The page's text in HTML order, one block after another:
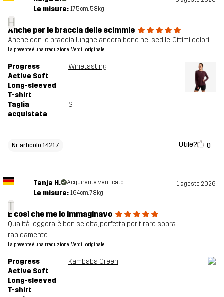
H
Le misure: 175cm, 58kg
Anche per le braccia delle scimmie
Anche con le braccia lunghe ancora bene nel sedile. Ottimi colori
La presente è una traduzione. Verdi l'originale
Progress
Active Soft
Long-sleeved
T-shirt
Winetasting
Taglia
acquistata
S
Nr articolo 14217 Utile? 0
T
Tanja H. Acquirente verificato 1 agosto 2026
Le misure: 164cm, 78kg
È così che me lo immaginavo
Qualità leggera, è ben sciolta, perfetta per tirare sopra
rapidamente
La presente è una traduzione. Verdi l'originale
Progress
Active Soft
Long-sleeved
T-shirt
Kambaba Green